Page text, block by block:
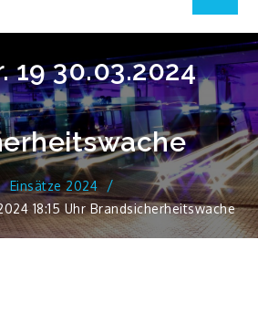
19 30.03.2024
Einsätze 2024
18:15 Uhr Brandsicherheitswache